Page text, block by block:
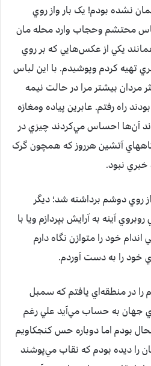
نشده بودم! يک بار واز روي
محتشم وحجاب وارد محله مان
يکي از عکس‌هايي که بر روي
تهيه کردم وپوشيدم. با اين لباس
مردان بيشتر مرا در حالت نيمه
راه رفتم. عابرين پياده ومغازه
آن‌ها احساس مي‌کردند چيزي در
آتشين هرروز که همچون گرک
نبود.
روي دوشم برداشته شد؛ ديگر
آينه به آرايش بپردازم ويا با
خود را متوازن نگاه دارم
خود را به دست آوردم.
را در منطقه‌اي يافتم که سمبل
جهان به حساب مي‌آيد علي رغم
بودم اما دوباره حس کنجکاويم
را ديده بودم که نقاب مي‌پوشند